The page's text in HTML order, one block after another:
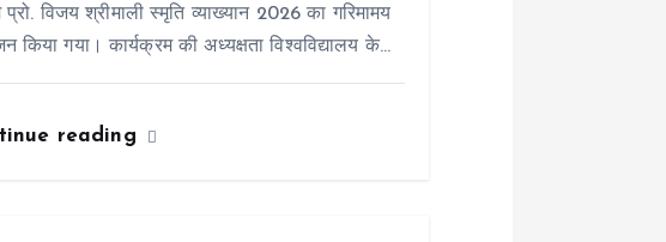
विजय श्रीमाली स्मृति व्याख्यान 2026 का गरिमामय
किया गया। कार्यक्रम की अध्यक्षता विश्वविद्यालय के…
reading